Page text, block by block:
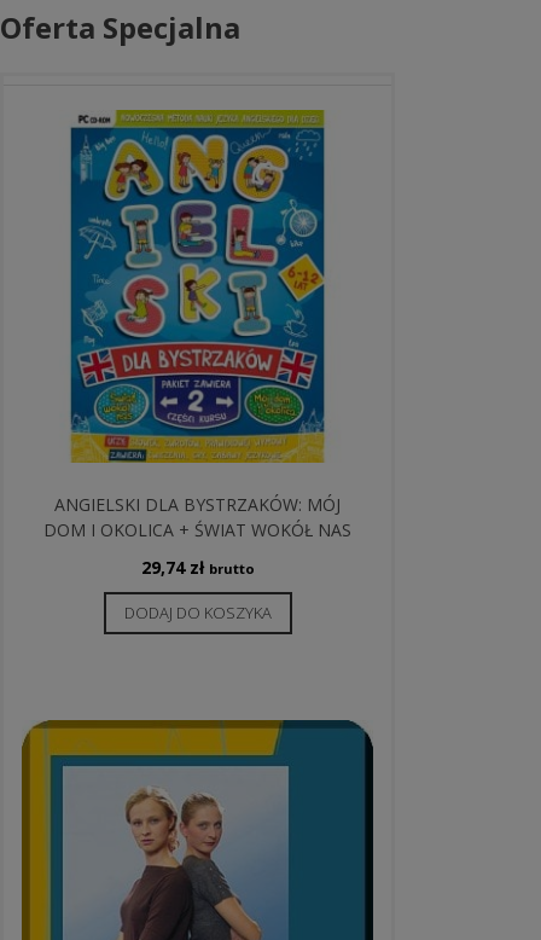
Oferta Specjalna
ANGIELSKI DLA BYSTRZAKÓW: MÓJ
DOM I OKOLICA + ŚWIAT WOKÓŁ NAS
29,74 zł brutto
DODAJ DO KOSZYKA